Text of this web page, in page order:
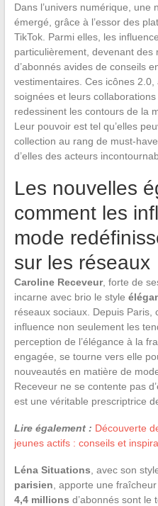
Dans l’univers numérique, une
émergé, grâce à l’essor des
TikTok. Parmi elles, les
particulièrement, devenant des
d’abonnés avides de conseils
vestimentaires. Ces icônes
soignées et leurs
redessinent les contours de la
Leur pouvoir est tel qu’elles
collection au rang de must-
d’elles des acteurs
Les nouvelles
comment les
mode
sur les réseaux
Caroline Receveur, forte de
incarne avec brio le style
réseaux sociaux. Depuis Paris,
influence non seulement les
perception de l’élégance à la
engagée, se tourne vers elle
nouveautés en matière de
Receveur ne se contente pas
est une véritable prescriptrice
Lire également : Découverte
jeunes actifs : conseils et
Léna Situations , avec son
parisien , apporte une
4,4 millions d’abonnés sont le